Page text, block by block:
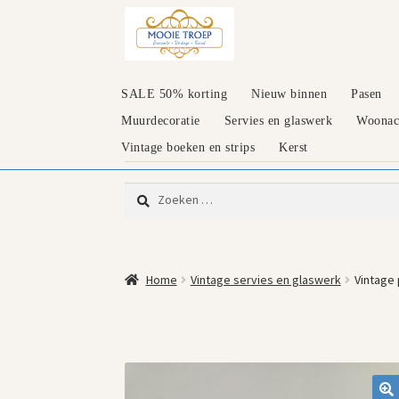
door
naar
SALE 50% korting Nieuw binnen
Pasen
Muurdecoratie
Servies en glaswerk
Vintage boeken en strips
Kerst
Zoeken
naar:
Home Vintage servies en glaswerk Vintage